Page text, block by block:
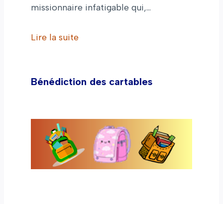
missionnaire infatigable qui,…
Lire la suite
Bénédiction des cartables